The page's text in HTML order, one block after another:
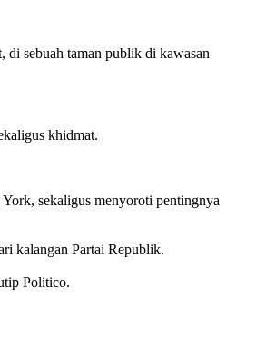
di sebuah taman publik di kawasan
khidmat.
sekaligus menyoroti pentingnya
kalangan Partai Republik.
Politico.